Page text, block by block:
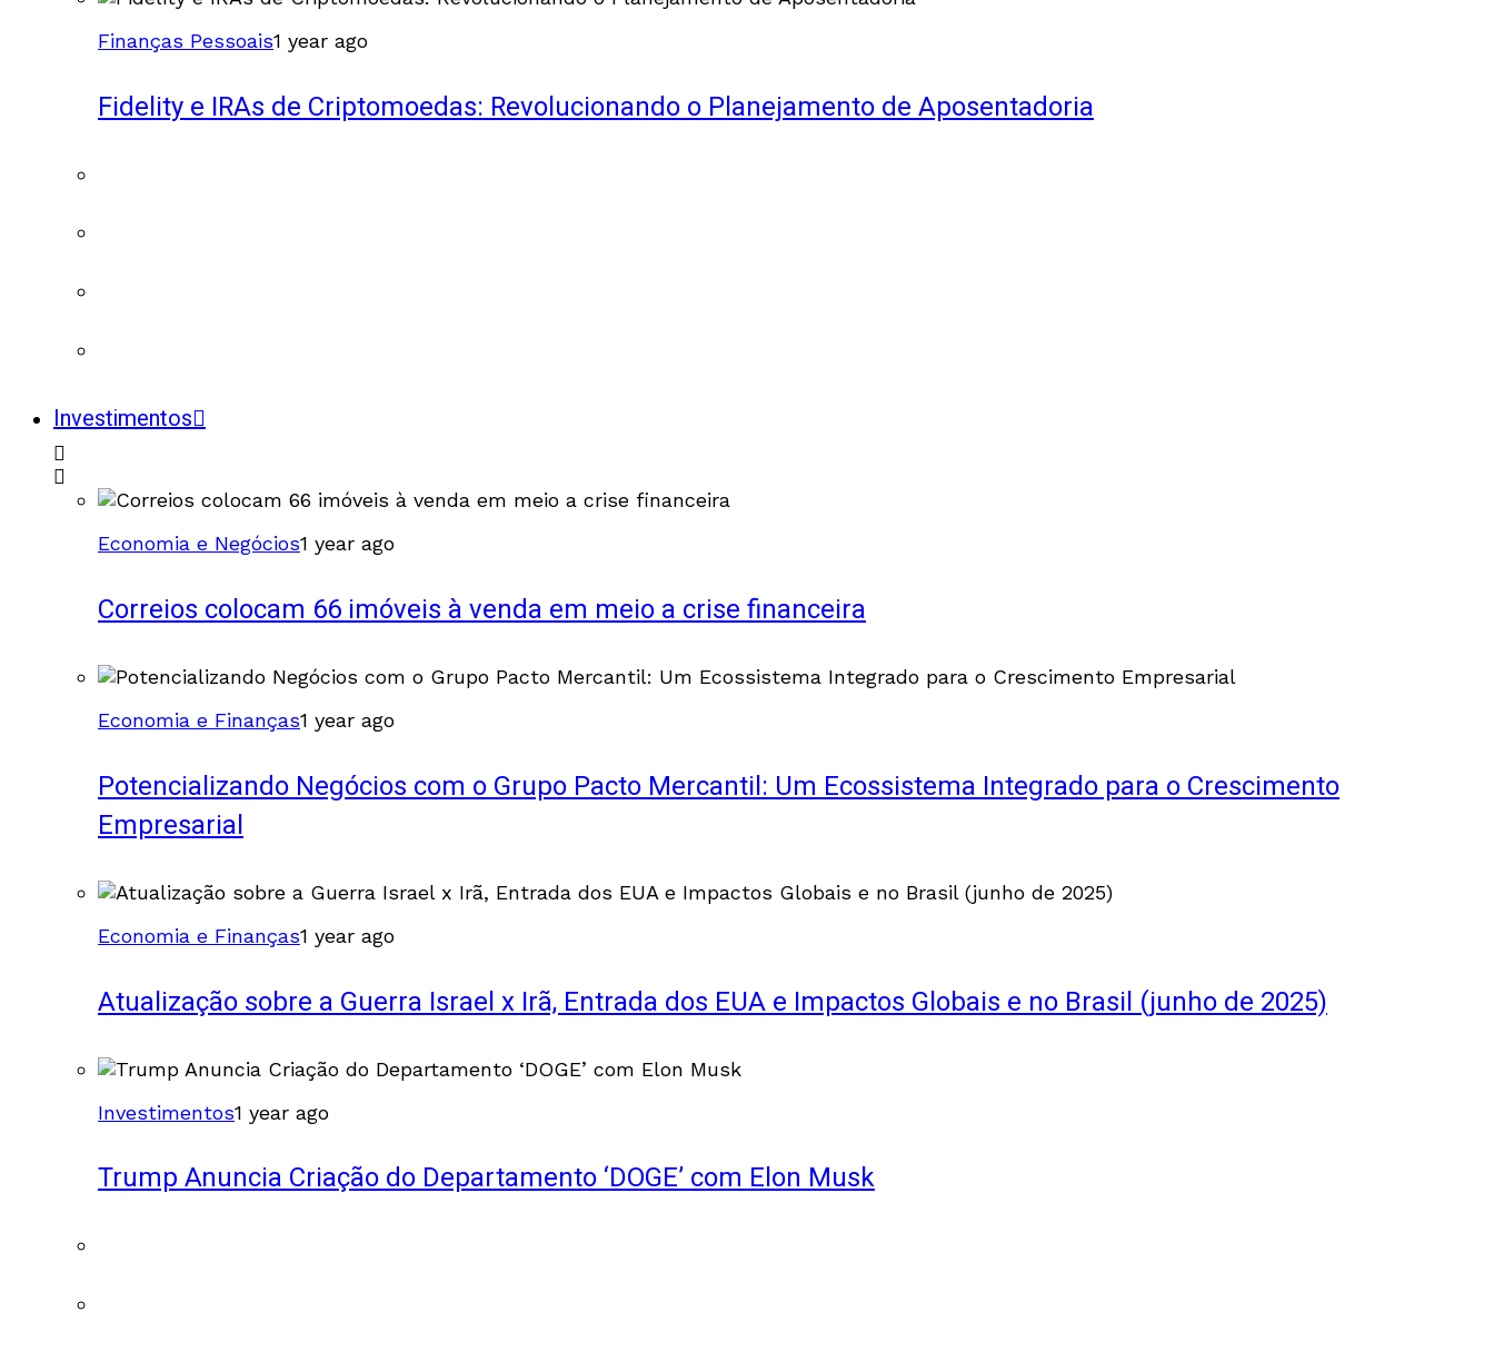
Finanças Pessoais1 year ago
Fidelity e IRAs de Criptomoedas: Revolucionando o Planejamento de Aposentadoria
Investimentos
Economia e Negócios1 year ago
Correios colocam 66 imóveis à venda em meio a crise financeira
Economia e Finanças1 year ago
Potencializando Negócios com o Grupo Pacto Mercantil: Um Ecossistema Integrado para o Crescimento
Empresarial
Economia e Finanças1 year ago
Atualização sobre a Guerra Israel x Irã, Entrada dos EUA e Impactos Globais e no Brasil (junho de 2025)
Investimentos1 year ago
Trump Anuncia Criação do Departamento ‘DOGE’ com Elon Musk